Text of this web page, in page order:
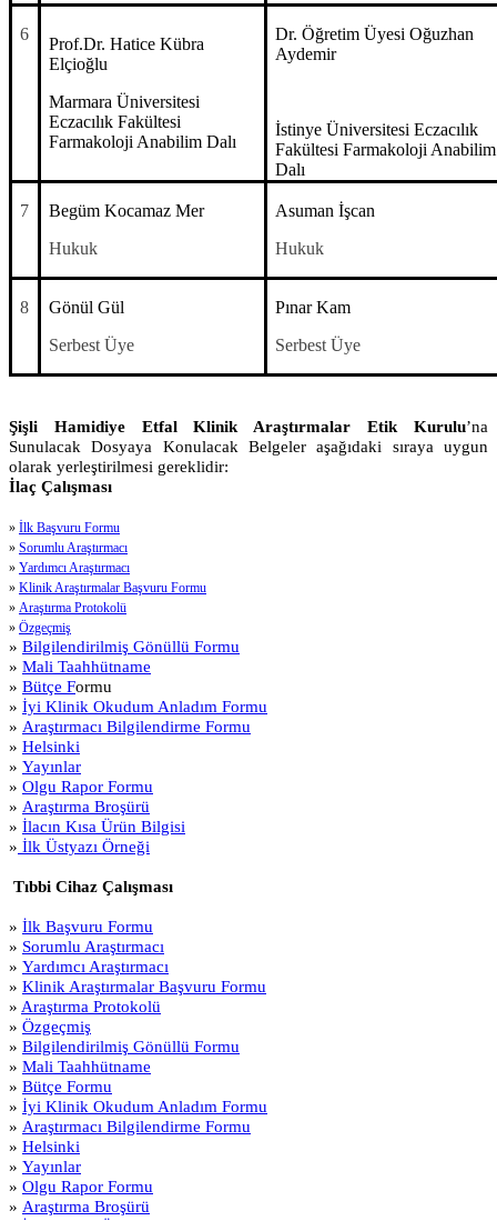
6
Prof.Dr. Hatice Kübra
Elçioğlu
Marmara Üniversitesi
Eczacılık Fakültesi
Farmakoloji Anabilim Dalı
Dr. Öğretim Üyesi Oğuzhan
Aydemir
İstinye Üniversitesi Eczacılık
Fakültesi Farmakoloji Anabilim
Dalı
7
Begüm Kocamaz Mer
Hukuk
Asuman İşcan
Hukuk
8
Gönül Gül
Serbest Üye
Pınar Kam
Serbest Üye
Şişli Hamidiye Etfal Klinik Araştırmalar Etik Kurulu’na
Sunulacak Dosyaya Konulacak Belgeler aşağıdaki sıraya uygun
olarak yerleştirilmesi gereklidir:
İlaç Çalışması
» İlk Başvuru Formu
» Sorumlu Araştırmacı
» Yardımcı Araştırmacı
» Klinik Araştırmalar Başvuru Formu
» Araştırma Protokolü
» Özgeçmiş
» Bilgilendirilmiş Gönüllü Formu
» Mali Taahhütname
» Bütçe Formu
» İyi Klinik Okudum Anladım Formu
» Araştırmacı Bilgilendirme Formu
» Helsinki
» Yayınlar
» Olgu Rapor Formu
» Araştırma Broşürü
» İlacın Kısa Ürün Bilgisi
» İlk Üstyazı Örneği
Tıbbi Cihaz Çalışması
» İlk Başvuru Formu
» Sorumlu Araştırmacı
» Yardımcı Araştırmacı
» Klinik Araştırmalar Başvuru Formu
» Araştırma Protokolü
» Özgeçmiş
» Bilgilendirilmiş Gönüllü Formu
» Mali Taahhütname
» Bütçe Formu
» İyi Klinik Okudum Anladım Formu
» Araştırmacı Bilgilendirme Formu
» Helsinki
» Yayınlar
» Olgu Rapor Formu
» Araştırma Broşürü